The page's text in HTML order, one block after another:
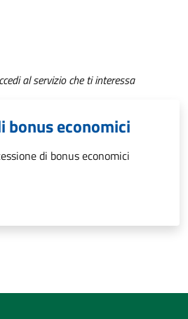
al servizio che ti interessa
bonus economici
di bonus economici